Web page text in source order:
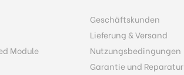
Module
Geschäftskunden
Lieferung & Versand
Nutzungsbedingungen
Garantie und Reparatur